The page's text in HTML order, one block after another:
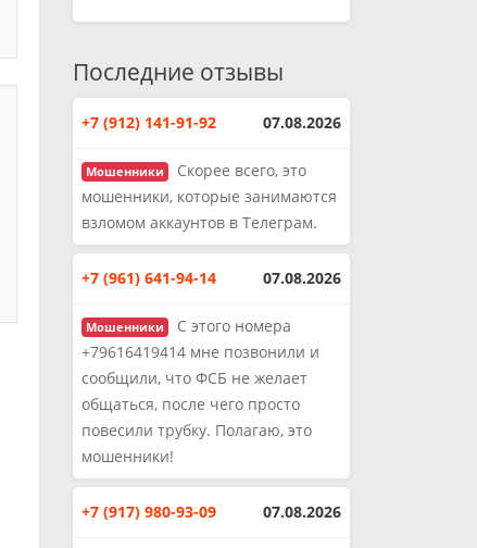
Последние отзывы
+7 (912) 141-91-92 07.08.2026
Мошенники
Скорее всего, это
мошенники, которые занимаются
взломом аккаунтов в Телеграм.
+7 (961) 641-94-14 07.08.2026
Мошенники
С этого номера
+79616419414 мне позвонили и
сообщили, что ФСБ не желает
общаться, после чего просто
повесили трубку. Полагаю, это
мошенники!
+7 (917) 980-93-09 07.08.2026